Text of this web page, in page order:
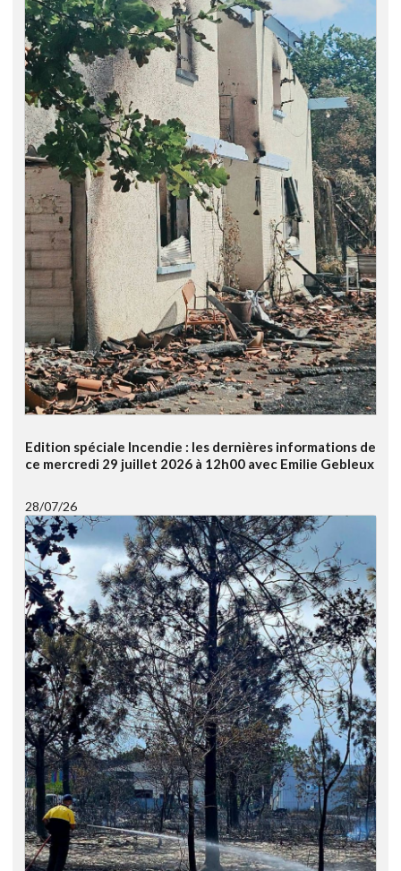
Edition spéciale Incendie : les dernières informations de
ce mercredi 29 juillet 2026 à 12h00 avec Emilie Gebleux
28/07/26